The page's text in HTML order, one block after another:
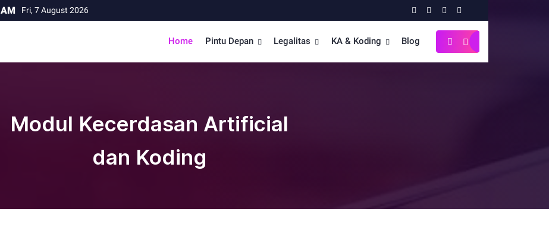
AM Fri, 7 August 2026
Home Pintu Depan Legalitas KA & Koding Blog
Modul Kecerdasan Artificial
dan Koding